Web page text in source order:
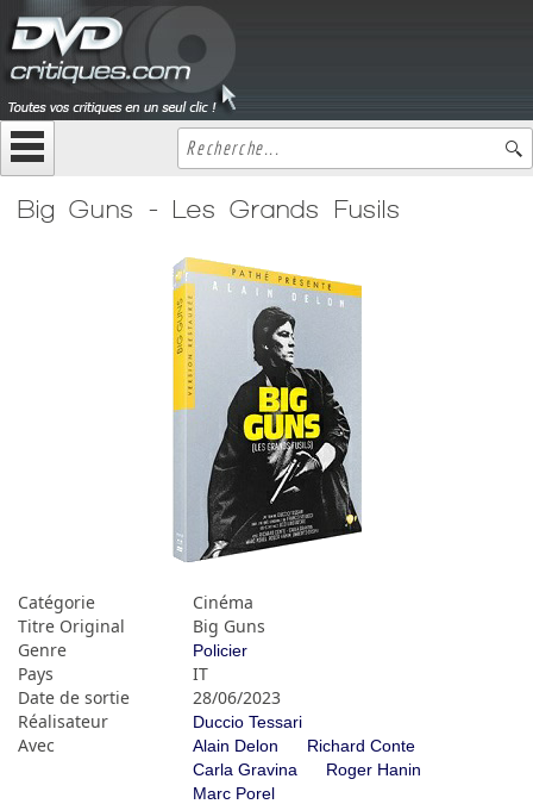
Big Guns - Les Grands Fusils
Catégorie
Cinéma
Titre Original
Big Guns
Genre
Policier
Pays
IT
Date de sortie
28/06/2023
Réalisateur
Duccio Tessari
Avec Alain Delon
Richard Conte
Carla Gravina
Roger Hanin
Marc Porel